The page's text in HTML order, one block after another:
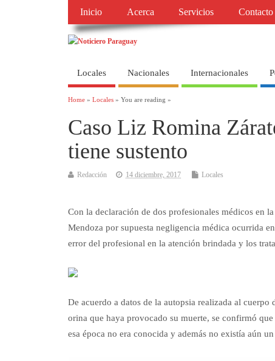
Inicio Acerca Servicios Contacto
Locales Nacionales Internacionales
Home » Locales » You are reading »
Caso Liz Romina
tiene sustento
Redacción 14 diciembre, 2017 Locales
Con la declaración de dos profesionales médicos en
Mendoza por supuesta negligencia médica ocurrida
error del profesional en la atención brindada y los
De acuerdo a datos de la autopsia realizada al
orina que haya provocado su muerte, se confirmó
esa época no era conocida y además no existía aún